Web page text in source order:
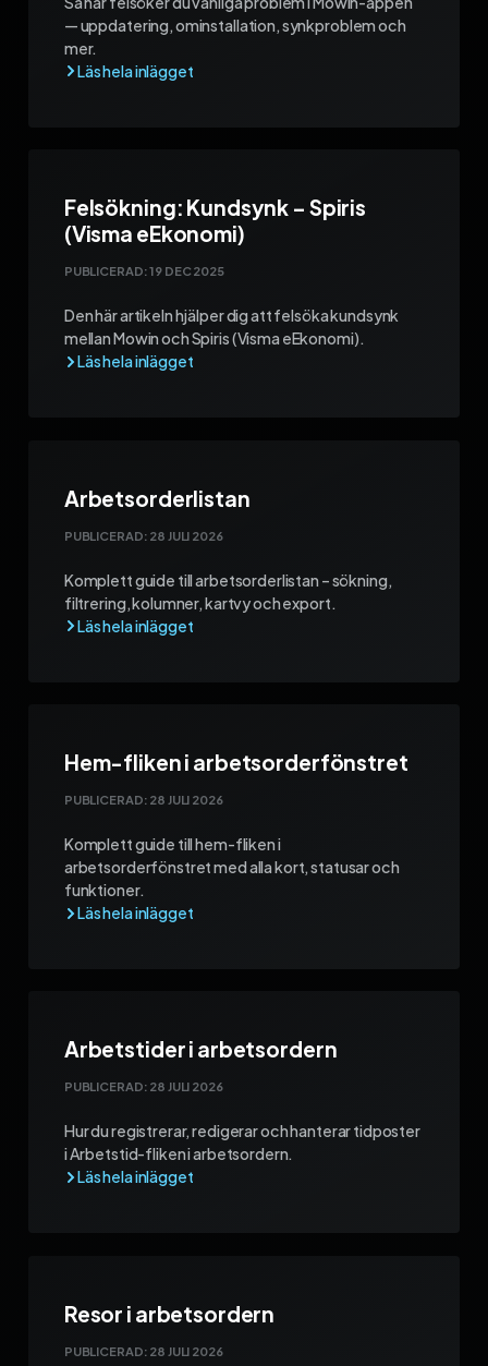
— uppdatering, ominstallation, synkproblem och
mer.
Felsökning: Kundsynk – Spiris
(Visma eEkonomi)
PUBLICERAD:19 DEC 2025
Den här artikeln hjälper dig att felsöka kundsynk
mellan Mowin och Spiris (Visma eEkonomi).
Arbetsorderlistan
PUBLICERAD: 28 JULI 2026
Komplett guide till arbetsorderlistan – sökning,
filtrering, kolumner, kartvy och export.
Hem-fliken i arbetsorderfönstret
PUBLICERAD: 28 JULI 2026
Komplett guide till hem-fliken i
arbetsorderfönstret med alla kort, statusar och
funktioner.
Arbetstider i arbetsordern
PUBLICERAD: 28 JULI 2026
Hur du registrerar, redigerar och hanterar tidposter
i Arbetstid-fliken i arbetsordern.
Resor i arbetsordern
PUBLICERAD: 28 JULI 2026